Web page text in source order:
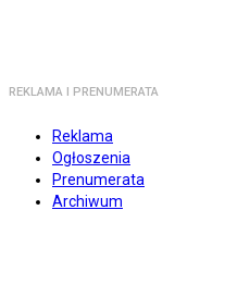
REKLAMA I PRENUMERATA
Reklama
Ogłoszenia
Prenumerata
Archiwum